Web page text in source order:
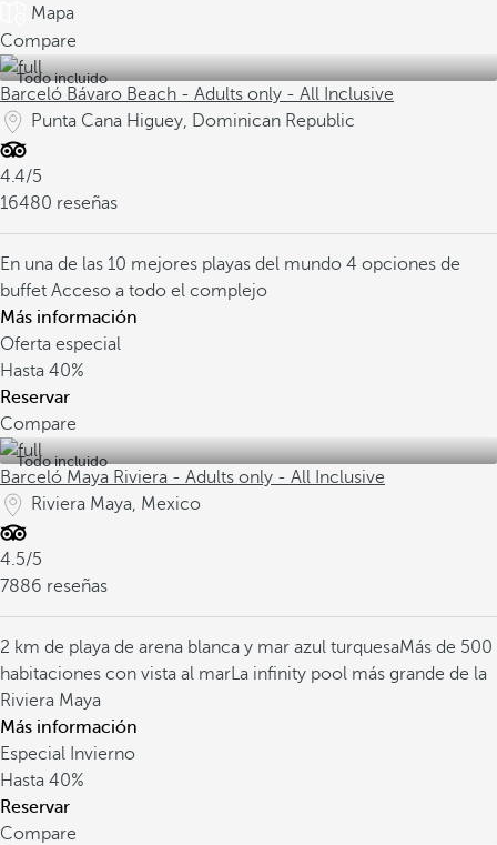
Mapa
Compare
Todo incluido
Barceló Bávaro Beach - Adults only - All Inclusive
Punta Cana Higuey, Dominican Republic
4.4/5
16480 reseñas
En una de las 10 mejores playas del mundo 4 opciones de
buffet Acceso a todo el complejo
Más información
Oferta especial
Hasta 40%
Reservar
Compare
Todo incluido
Barceló Maya Riviera - Adults only - All Inclusive
Riviera Maya, Mexico
4.5/5
7886 reseñas
2 km de playa de arena blanca y mar azul turquesaMás de 500
habitaciones con vista al marLa infinity pool más grande de la
Riviera Maya
Más información
Especial Invierno
Hasta 40%
Reservar
Compare